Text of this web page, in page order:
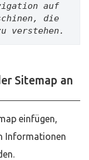
auf
die
verstehen.
Sitemap an
einfügen,
Informationen